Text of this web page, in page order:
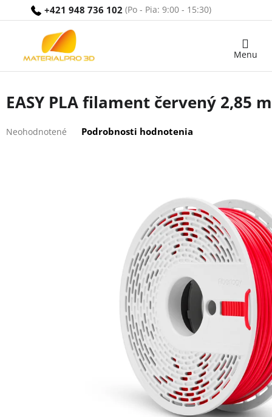
+421 948 736 102
Nákupný
EASY PLA filament červený 2,85
hodnotenie
Neohodnotené Podrobnosti hodnotenia